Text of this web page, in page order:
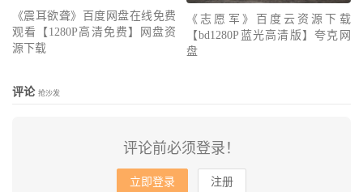
《震耳欲聋》百度网盘在线免费
观看【1280P高清免费】网盘资
源下载
《志愿军》百度云资源下载
【bd1280P蓝光高清版】夸克网
盘
评论 抢沙发
评论前必须登录！
立即登录 注册